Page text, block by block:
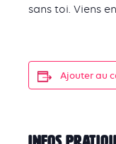
sans toi. Viens
Ajouter au